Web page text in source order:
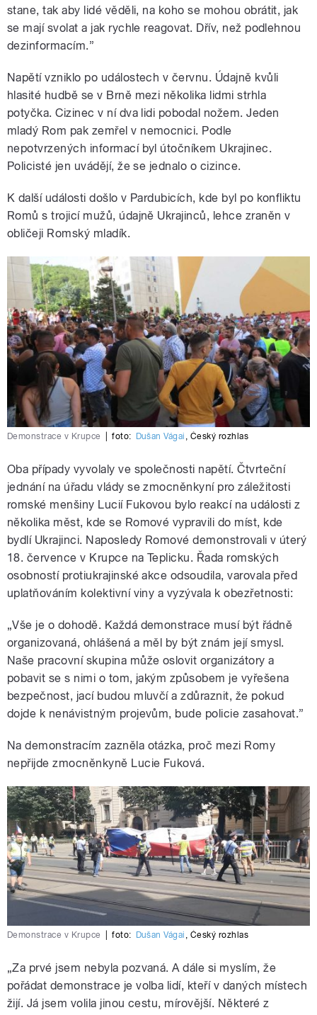
stane, tak aby lidé věděli, na koho se mohou obrátit, jak
se mají svolat a jak rychle reagovat. Dřív, než podlehnou
dezinformacím.”
Napětí vzniklo po událostech v červnu. Údajně kvůli
hlasité hudbě se v Brně mezi několika lidmi strhla
potyčka. Cizinec v ní dva lidi pobodal nožem. Jeden
mladý Rom pak zemřel v nemocnici. Podle
nepotvrzených informací byl útočníkem Ukrajinec.
Policisté jen uvádějí, že se jednalo o cizince.
K další události došlo v Pardubicích, kde byl po konfliktu
Romů s trojicí mužů, údajně Ukrajinců, lehce zraněn v
obličeji Romský mladík.
Demonstrace v Krupce foto: Dušan Vágai Český rozhlas
Oba případy vyvolaly ve společnosti napětí. Čtvrteční
jednání na úřadu vlády se zmocněnkyní pro záležitosti
romské menšiny Lucií Fukovou bylo reakcí na události z
několika měst, kde se Romové vypravili do míst, kde
bydlí Ukrajinci. Naposledy Romové demonstrovali v úterý
18. července v Krupce na Teplicku. Řada romských
osobností protiukrajinské akce odsoudila, varovala před
uplatňováním kolektivní viny a vyzývala k obezřetnosti:
„Vše je o dohodě. Každá demonstrace musí být řádně
organizovaná, ohlášená a měl by být znám její smysl.
Naše pracovní skupina může oslovit organizátory a
pobavit se s nimi o tom, jakým způsobem je vyřešena
bezpečnost, jací budou mluvčí a zdůraznit, že pokud
dojde k nenávistným projevům, bude policie zasahovat.”
Na demonstracím zazněla otázka, proč mezi Romy
nepřijde zmocněnkyně Lucie Fuková.
Demonstrace v Krupce foto: Dušan Vágai Český rozhlas
„Za prvé jsem nebyla pozvaná. A dále si myslím, že
pořádat demonstrace je volba lidí, kteří v daných místech
žijí. Já jsem volila jinou cestu, mírovější. Některé z